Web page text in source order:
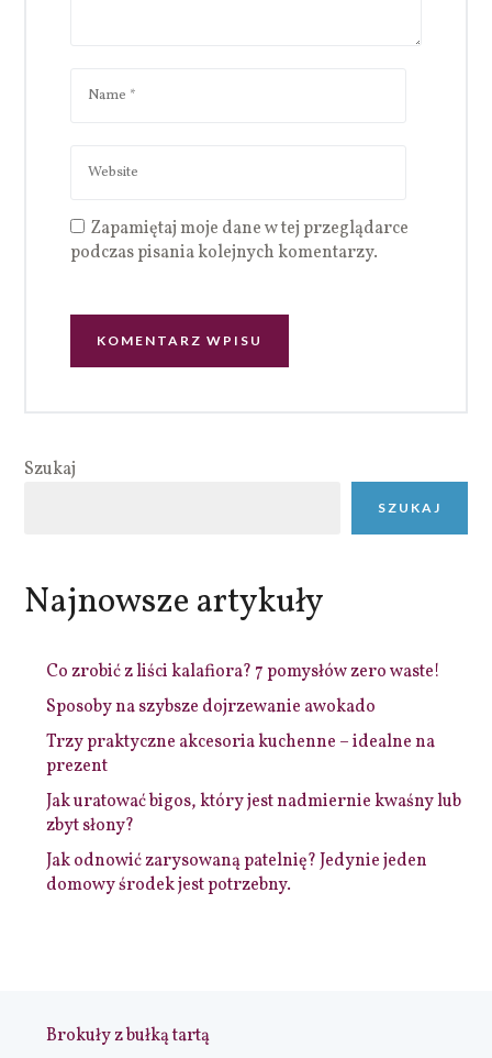
Zapamiętaj moje dane w tej przeglądarce
podczas pisania kolejnych komentarzy.
Szukaj
SZUKAJ
Najnowsze artykuły
Co zrobić z liści kalafiora? 7 pomysłów zero waste!
Sposoby na szybsze dojrzewanie awokado
Trzy praktyczne akcesoria kuchenne – idealne na
prezent
Jak uratować bigos, który jest nadmiernie kwaśny lub
zbyt słony?
Jak odnowić zarysowaną patelnię? Jedynie jeden
domowy środek jest potrzebny.
Brokuły z bułką tartą